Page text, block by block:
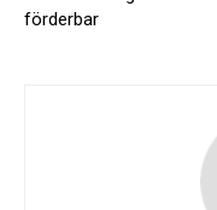
förderbar